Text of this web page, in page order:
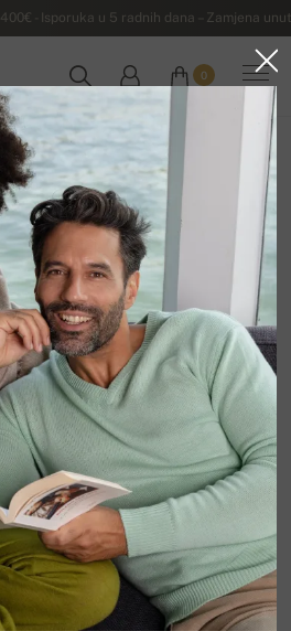
- Isporuka u 5 radnih dana – Zamjena
0
od kašmira